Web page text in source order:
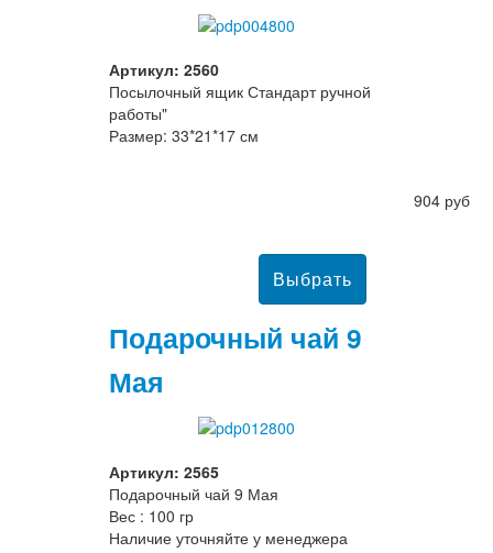
Артикул: 2560
Посылочный ящик Стандарт ручной
работы"
Размер: 33*21*17 см
904 руб
Подарочный чай 9
Мая
Артикул: 2565
Подарочный чай 9 Мая
Вес : 100 гр
Наличие уточняйте у менеджера